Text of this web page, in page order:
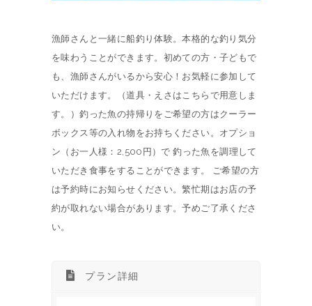
漁師さんと一緒に船釣り体験。本格的な釣り気分
を味わうことができます。初めての方・子どもで
も、漁師さんがいるから安心！お気軽に参加して
いただけます。（道具・えさはこちらで用意しま
す。）釣った魚の持帰りをご希望の方はクーラー
ボックス等の入れ物をお持ちください。オプショ
ン（お一人様：2,500円）で 釣った魚を調理して
いただき食事をすることができます。 ご希望の方
は予約時にお知らせください。繁忙期はお店の予
約が取れない場合があります。予めご了承くださ
い。
プラン詳細